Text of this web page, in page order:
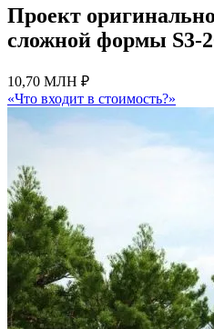
Проект
сложной формы S3-
10,70 МЛН ₽
«Что входит в стоимость?»